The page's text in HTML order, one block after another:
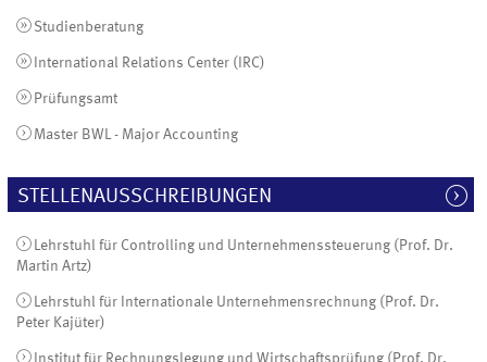
Studienberatung
International Relations Center (IRC)
Prüfungsamt
Master BWL - Major Accounting
STELLENAUSSCHREIBUNGEN
Lehrstuhl für Controlling und Unternehmenssteuerung (Prof. Dr.
Martin Artz)
Lehrstuhl für Internationale Unternehmensrechnung (Prof. Dr.
Peter Kajüter)
Institut für Rechnungslegung und Wirtschaftsprüfung (Prof. Dr.